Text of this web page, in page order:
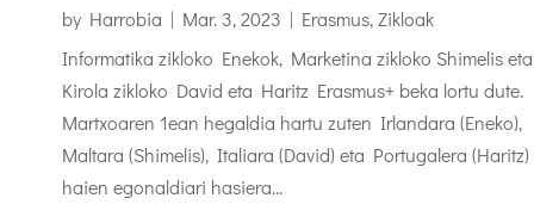
by Harrobia | Mar. 3, 2023 | Erasmus,Zikloak
Informatika zikloko Enekok, Marketina zikloko Shimelis eta
Kirola zikloko David eta Haritz Erasmus+ beka lortu dute.
Martxoaren 1ean hegaldia hartu zuten Irlandara (Eneko),
Maltara (Shimelis), Italiara (David) eta Portugalera (Haritz)
haien egonaldiari hasiera...